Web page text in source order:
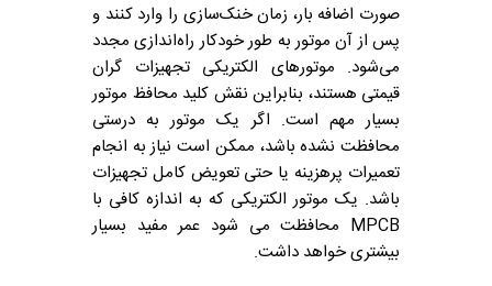
صورت اضافه بار، زمان خنک‌سازی را وارد کنند و
پس از آن موتور به طور خودکار راه‌اندازی مجدد
می‌شود. موتورهای الکتریکی تجهیزات گران
قیمتی هستند، بنابراین نقش کلید محافظ موتور
بسیار مهم است. اگر یک موتور به درستی
محافظت نشده باشد، ممکن است نیاز به انجام
تعمیرات پرهزینه یا حتی تعویض کامل تجهیزات
باشد. یک موتور الکتریکی که به اندازه کافی با
MPCB محافظت می شود عمر مفید بسیار
بیشتری خواهد داشت.